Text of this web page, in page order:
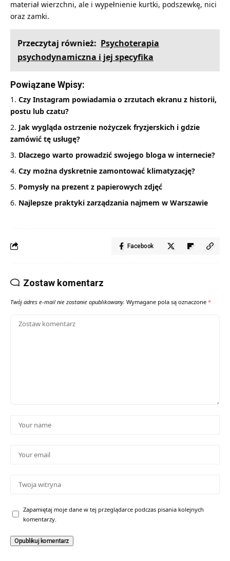
materiał wierzchni, ale i wypełnienie kurtki, podszewkę, nici
oraz zamki.
Przeczytaj również: Psychoterapia
psychodynamiczna i jej specyfika
Powiązane Wpisy:
Czy Instagram powiadamia o zrzutach ekranu z historii,
postu lub czatu?
Jak wygląda ostrzenie nożyczek fryzjerskich i gdzie
zamówić tę usługę?
Dlaczego warto prowadzić swojego bloga w internecie?
Czy można dyskretnie zamontować klimatyzację?
Pomysły na prezent z papierowych zdjęć
Najlepsze praktyki zarządzania najmem w Warszawie
Facebook
Zostaw komentarz
Twój adres e-mail nie zostanie opublikowany. Wymagane pola są oznaczone *
Zapamiętaj moje dane w tej przeglądarce podczas pisania kolejnych
komentarzy.